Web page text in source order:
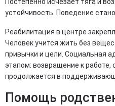
устойчивость. Поведение
Реабилитация в центре
Человек учится жить без
привычки и цели. Социальная
этапом: возвращение к работе,
продолжается в
Помощь